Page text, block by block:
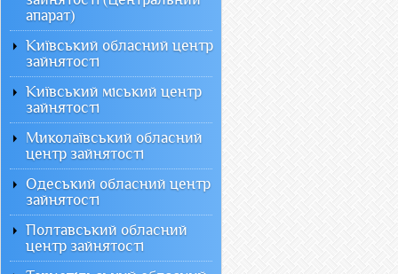
апарат)
Київський обласний центр
зайнятості
Київський міський центр
зайнятості
Миколаївський обласний
центр зайнятості
Одеський обласний центр
зайнятості
Полтавський обласний
центр зайнятості